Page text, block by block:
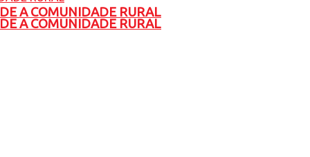
A COMUNIDADE RURAL
A COMUNIDADE RURAL